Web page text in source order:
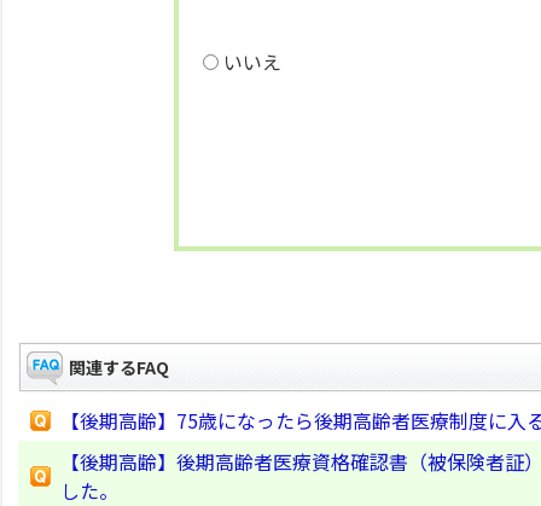
いいえ
関連するFAQ
【後期高齢】75歳になったら後期高齢者医療制度に
【後期高齢】後期高齢者医療資格確認書（被保険者
した。